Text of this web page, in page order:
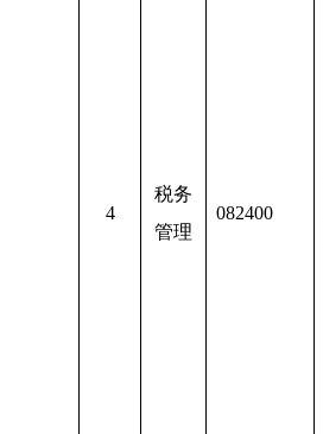
4
税务
管理
082400